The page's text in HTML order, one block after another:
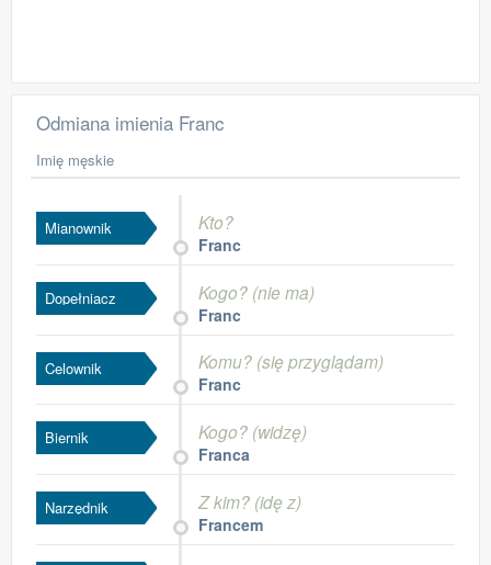
Odmiana imienia Franc
Imię męskie
Mianownik Kto?
Franc
Dopełniacz Kogo? (nie ma)
Franc
Celownik Komu? (się przyglądam)
Franc
Biernik Kogo? (widzę)
Franca
Narzędnik Z kim? (idę z)
Francem